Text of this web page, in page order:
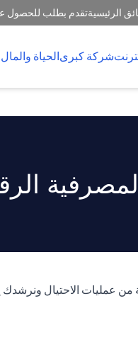
الرئيسيةتقدم بطلب للحصول
شركة كبرىالحياة والمال
عمليات الاحتيال